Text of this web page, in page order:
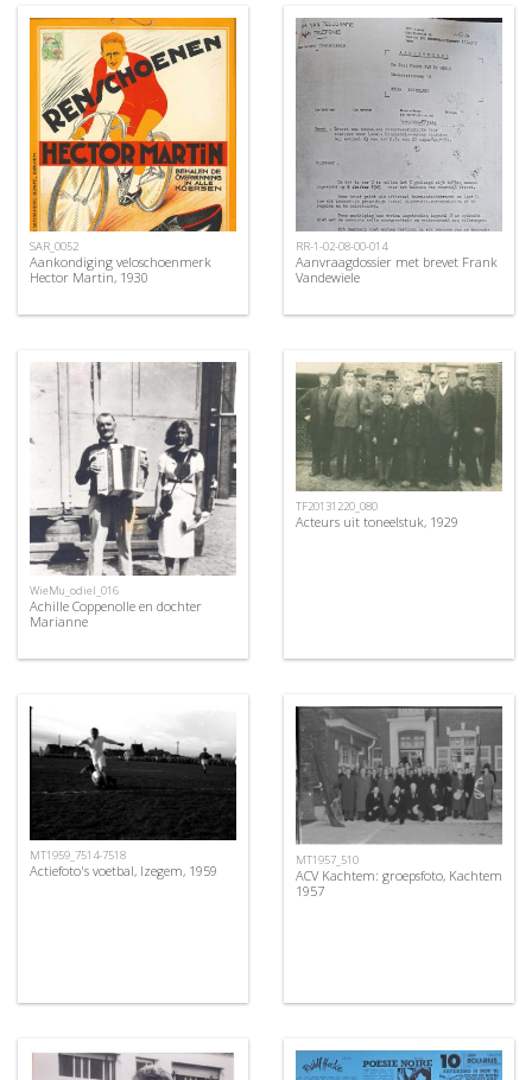
SAR_0052
Aankondiging veloschoenmerk
Hector Martin, 1930
RR-1-02-08-00-014
Aanvraagdossier met brevet Frank
Vandewiele
WieMu_odiel_016
Achille Coppenolle en dochter
Marianne
TF20131220_080
Acteurs uit toneelstuk, 1929
MT1959_7514-7518
Actiefoto's voetbal, Izegem, 1959
MT1957_510
ACV Kachtem: groepsfoto, Kachtem
1957